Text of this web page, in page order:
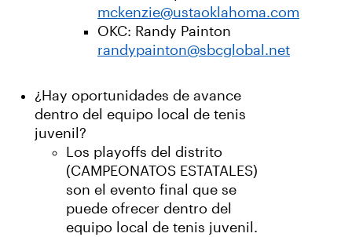
mckenzie@ustaoklahoma.com
OKC: Randy Painton
randypainton@sbcglobal.net
¿Hay oportunidades de avance
dentro del equipo local de tenis
juvenil?
Los playoffs del distrito
(CAMPEONATOS ESTATALES)
son el evento final que se
puede ofrecer dentro del
equipo local de tenis juvenil.